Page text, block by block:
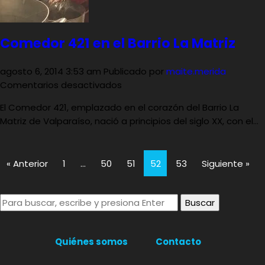
Comedor 421 en el Barrio La Matriz
agosto 6, 2014 3:53 am Publicado pormaite.merida
Comentarios desactivados
421
en
Barrio
La
Matriz
El Comedor 421, emplazado en el corazón del Barrio La
Matriz de Valparaíso, nació a principios del siglo XX, con el...
« Anterior 1 … 50 51 52 53 Siguiente »
Buscar
Quiénes somos Contacto